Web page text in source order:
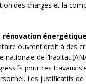
des charges et la
rénovation énergétique
ouvrent droit à des
nationale de l’habitat
pour ces travaux
Les justificatifs